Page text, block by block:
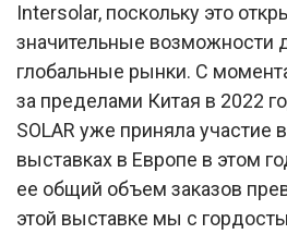
Intersolar, поскольку это
значительные возможности
глобальные рынки. С
за пределами Китая в 2022
SOLAR уже приняла участие
выставках в Европе в этом
ее общий объем заказов
этой выставке мы с